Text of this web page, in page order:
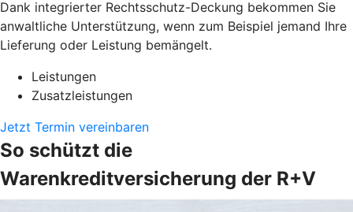
Dank integrierter Rechtsschutz-Deckung bekommen Sie
anwaltliche Unterstützung, wenn zum Beispiel jemand Ihre
Lieferung oder Leistung bemängelt.
Leistungen
Zusatzleistungen
Jetzt Termin vereinbaren
So schützt die
Warenkreditversicherung der R+V